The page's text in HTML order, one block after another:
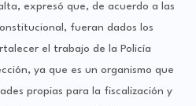
expresó que, de acuerdo a las
fueran dados los
el trabajo de la Policía
ya que es un organismo que
propias para la fiscalización y